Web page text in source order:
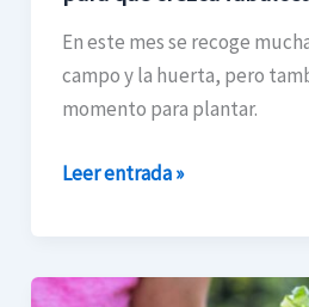
En este mes se recoge
campo y la huerta, pero
momento para plantar.
Leer entrada »
Guía